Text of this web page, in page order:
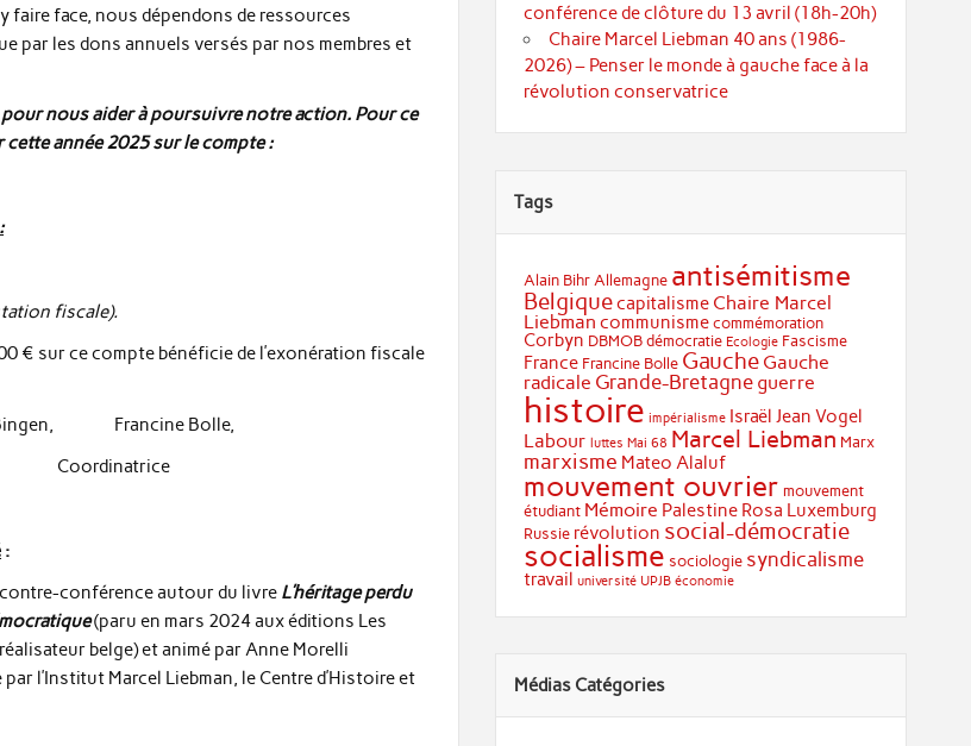
faire face, nous dépendons de ressources
par les dons annuels versés par nos membres et
nous aider à poursuivre notre action. Pour ce
année 2025 sur le compte :
fiscale).
€ sur ce compte bénéficie de l’exonération fiscale
Francine Bolle,
:
conférence autour du livre L’héritage perdu
(paru en mars 2024 aux éditions Les
belge) et animé par Anne Morelli
l’Institut Marcel Liebman, le Centre d’Histoire et
conférence de clôture du 13 avril (18h-20h)
Chaire Marcel Liebman 40 ans (1986-
2026) – Penser le monde à gauche face à la
révolution conservatrice
Tags
Alain Bihr Allemagne antisémitisme
Belgiquecapitalisme Chaire Marcel
Liebman communisme commémoration
Corbyn DBMOB démocratie Ecologie Fascisme
France Francine Bolle Gauche Gauche
radicale Grande-Bretagne guerre
histoire impérialisme Israël Jean Vogel
Labour luttes Mai 68 Marcel Liebman Marx
marxisme Mateo Alaluf
mouvement ouvrier mouvement
étudiant Mémoire Palestine Rosa Luxemburg
Russie révolution social-démocratie
socialisme sociologie syndicalisme
travail université UPJB économie
Médias Catégories